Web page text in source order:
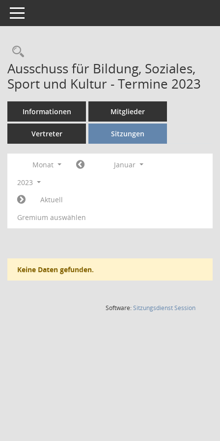
Toggle navigation
Rechercheauswahl
Ausschuss für Bildung, Soziales,
Sport und Kultur - Termine 2023
Informationen Mitglieder
Vertreter Sitzungen
Monat
Januar
2023
Aktuell
Gremium auswählen
Keine Daten gefunden.
Software:SitzungsdienstSession(Wird in